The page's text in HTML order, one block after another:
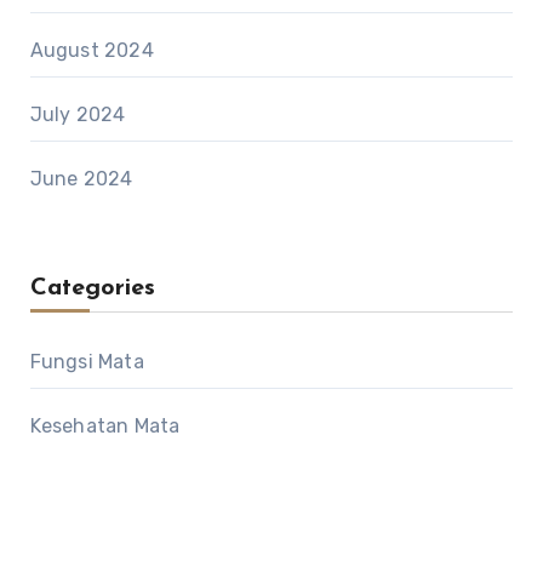
August 2024
July 2024
June 2024
Categories
Fungsi Mata
Kesehatan Mata